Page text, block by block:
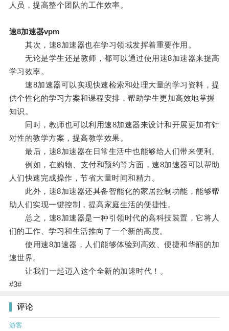
人员，提高整个团队的工作效率。
速8加速器vpm
其次，速8加速器也在学习领域发挥着重要作用。
无论是学生还是教师，都可以通过使用速8加速器来提高
学习效率。
速8加速器可以实现快速检索和处理大量的学习资料，提
供个性化的学习方案和课程安排，帮助学生更加高效地掌握
知识。
同时，教师也可以利用速8加速器来设计和开展更加有针
对性的教学方案，提高教学效果。
最后，速8加速器在日常生活中也能够给人们带来便利。
例如，在购物、支付和预约等方面，速8加速器可以帮助
人们快速完成操作，节省大量时间和精力。
此外，速8加速器还具备智能化的家居控制功能，能够帮
助人们实现一键控制，提高家庭生活的便捷性。
总之，速8加速器是一种引领时代的高科技装置，它将人
们的工作、学习和生活推向了一个新的高度。
使用速8加速器，人们能够体验到高效、便捷和华丽的加
速世界。
让我们一起迈入这个全新的加速时代！。
#3#
评论
游客